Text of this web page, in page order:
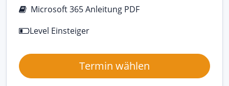
Microsoft 365 Anleitung PDF
Level Einsteiger
Termin wählen